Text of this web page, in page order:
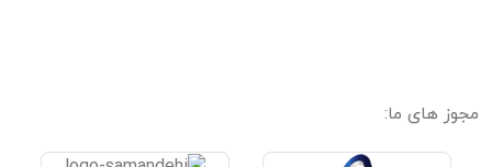
مجوز های ما: